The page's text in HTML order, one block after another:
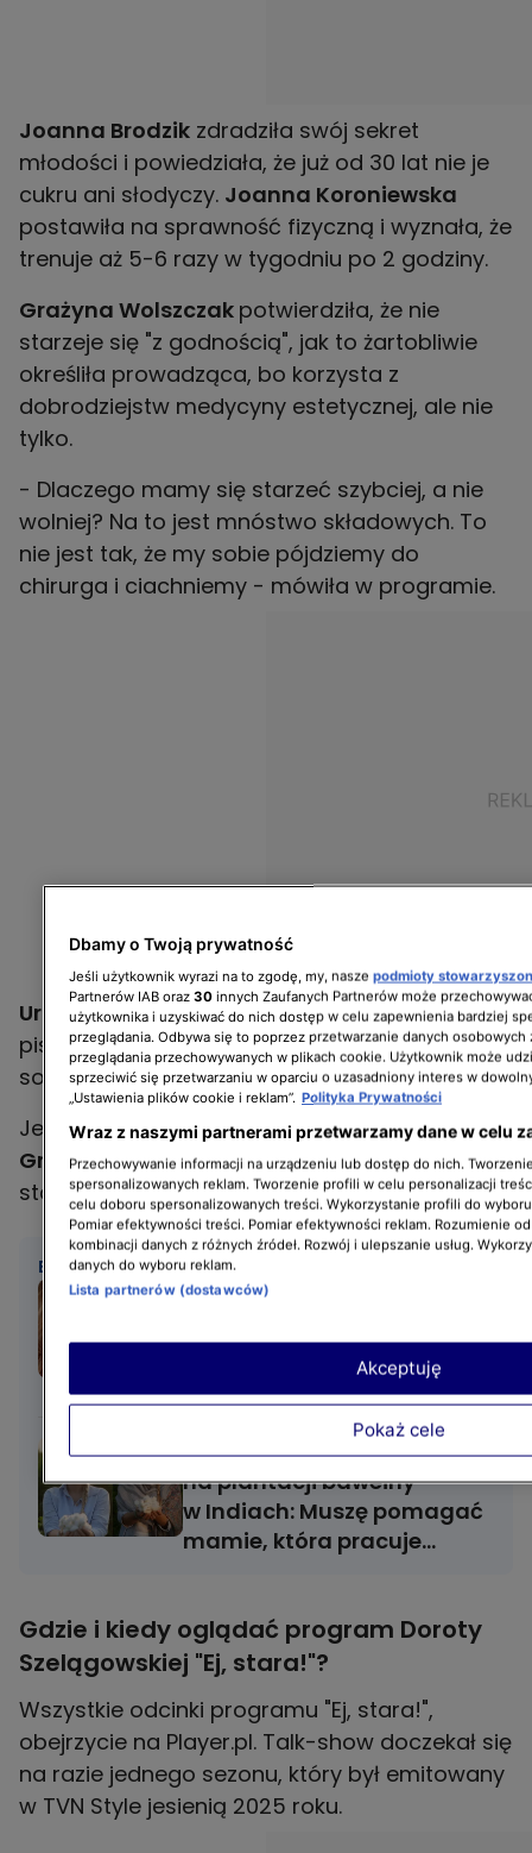
Joanna Brodzik zdradziła swój sekret
młodości i powiedziała, że już od 30 lat nie je
cukru ani słodyczy. Joanna Koroniewska
postawiła na sprawność fizyczną i wyznała, że
trenuje aż 5-6 razy w tygodniu po 2 godziny.
Grażyna Wolszczak potwierdziła, że nie
starzeje się "z godnością", jak to żartobliwie
określiła prowadząca, bo korzysta z
dobrodziejstw medycyny estetycznej, ale nie
tylko.
- Dlaczego mamy się starzeć szybciej, a nie
wolniej? Na to jest mnóstwo składowych. To
nie jest tak, że my sobie pójdziemy do
chirurga i ciachniemy - mówiła w programie.
Urszula Dudziakpo 70. roku życia zaczęła
pisać książki, wybudowała dom i... znalazła
sobie chłopaka.
Jednak najlepsza jest radaKatarzyny
Grocholidotycząca radzenia sobie ze
starzeniem. Jaka to rada? Obejrzyjcie wideo.
BĄDŹ NA BIEŻĄCO
Tydzień z gośćmi "Ostrego
Michalak i Mama
na obrotach zachwycają,
a to dopiero początek!
10-letnia Ria pracuje
na plantacji bawełny
w Indiach: Muszę pomagać
mamie, która pracuje
Gdzie i kiedy oglądać program Doroty
Szelągowskiej "Ej, stara!"?
Wszystkie odcinki programu "Ej, stara!",
obejrzycie na Player.pl. Talk-show doczekał się
na razie jednego sezonu, który był emitowany
w TVN Style jesienią 2025 roku.
Dbamy o Twoją prywatność
Jeśli użytkownik wyrazi na to zgodę, my, nasze podmioty
Partnerów IAB oraz 30 innych Zaufanych Partnerów może
użytkownika i uzyskiwać do nich dostęp w celu zapewnienia bardziej
przeglądania. Odbywa się to poprzez przetwarzanie danych osobowych
przeglądania przechowywanych w plikach cookie. Użytkownik może
sprzeciwić się przetwarzaniu w oparciu o uzasadniony interes w
„Ustawienia plików cookie i reklam”. Polityka Prywatności
Wraz z naszymi partnerami przetwarzamy dane w celu
Przechowywanie informacji na urządzeniu lub dostęp do nich.
spersonalizowanych reklam. Tworzenie profili w celu personalizacji
celu doboru spersonalizowanych treści. Wykorzystanie profili do
Pomiar efektywności treści. Pomiar efektywności reklam. Rozumienie
kombinacji danych z różnych źródeł. Rozwój i ulepszanie usług.
danych do wyboru reklam.
Lista partnerów (dostawców)
Pokaż cele
Akceptuję